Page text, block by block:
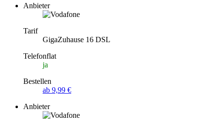
Anbieter
Tarif
GigaZuhause 16 DSL
Telefonflat
ja
Bestellen
ab 9,99 €
Anbieter